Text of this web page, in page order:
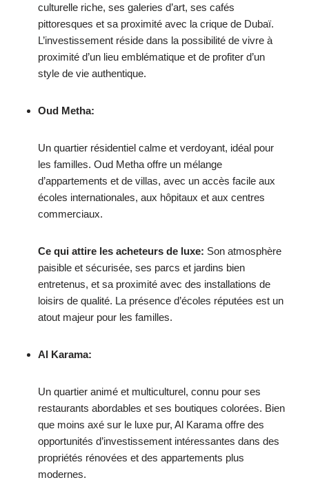
culturelle riche, ses galeries d’art, ses cafés
pittoresques et sa proximité avec la crique de Dubaï.
L’investissement réside dans la possibilité de vivre à
proximité d’un lieu emblématique et de profiter d’un
style de vie authentique.
Oud Metha:
Un quartier résidentiel calme et verdoyant, idéal pour
les familles. Oud Metha offre un mélange
d’appartements et de villas, avec un accès facile aux
écoles internationales, aux hôpitaux et aux centres
commerciaux.
Ce qui attire les acheteurs de luxe: Son atmosphère
paisible et sécurisée, ses parcs et jardins bien
entretenus, et sa proximité avec des installations de
loisirs de qualité. La présence d’écoles réputées est un
atout majeur pour les familles.
Al Karama:
Un quartier animé et multiculturel, connu pour ses
restaurants abordables et ses boutiques colorées. Bien
que moins axé sur le luxe pur, Al Karama offre des
opportunités d’investissement intéressantes dans des
propriétés rénovées et des appartements plus
modernes.